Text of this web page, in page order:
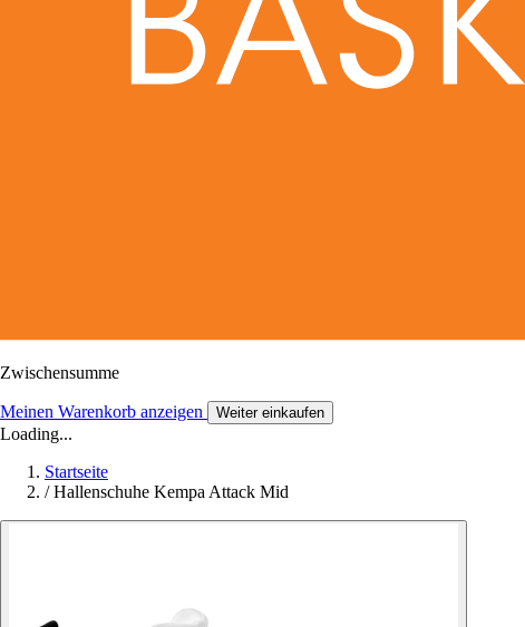
Zwischensumme
Meinen Warenkorb anzeigen Weiter einkaufen
Loading...
Startseite
/ Hallenschuhe Kempa Attack Mid